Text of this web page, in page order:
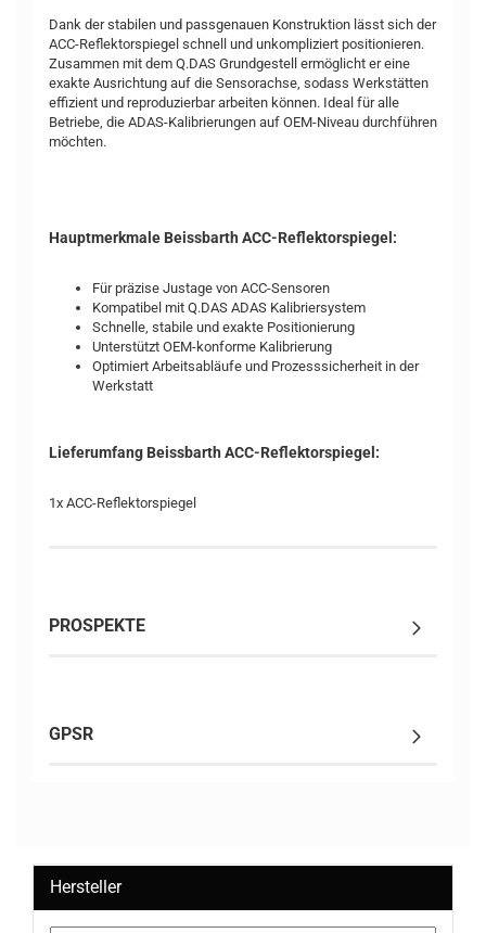
Dank der stabilen und passgenauen Konstruktion lässt sich der
ACC-Reflektorspiegel schnell und unkompliziert positionieren.
Zusammen mit dem Q.DAS Grundgestell ermöglicht er eine
exakte Ausrichtung auf die Sensorachse, sodass Werkstätten
effizient und reproduzierbar arbeiten können. Ideal für alle
Betriebe, die ADAS-Kalibrierungen auf OEM-Niveau durchführen
möchten.
Hauptmerkmale Beissbarth ACC-Reflektorspiegel:
Für präzise Justage von ACC-Sensoren
Kompatibel mit Q.DAS ADAS Kalibriersystem
Schnelle, stabile und exakte Positionierung
Unterstützt OEM-konforme Kalibrierung
Optimiert Arbeitsabläufe und Prozesssicherheit in der
Werkstatt
Lieferumfang Beissbarth ACC-Reflektorspiegel:
1x ACC-Reflektorspiegel
PROSPEKTE
GPSR
Hersteller